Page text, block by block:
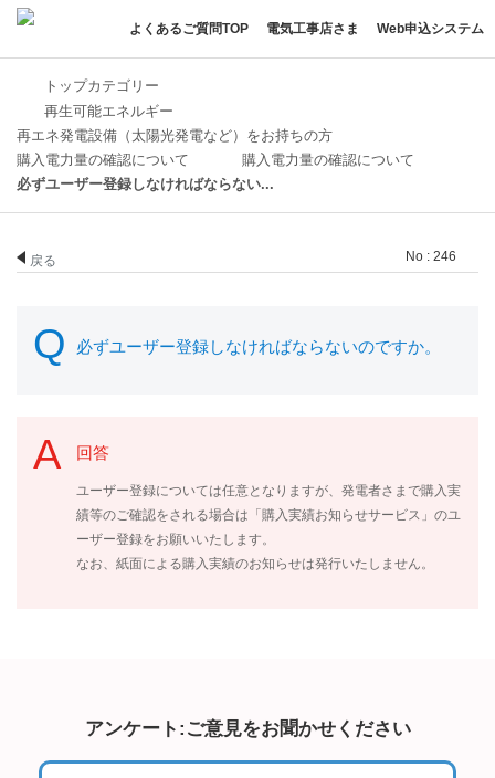
よくあるご質問TOP 電気工事店さま Web申込システム
トップカテゴリー
再生可能エネルギー
再エネ発電設備（太陽光発電など）をお持ちの方
購入電力量の確認について
購入電力量の確認について
必ずユーザー登録しなければならない...
戻る No : 246
必ずユーザー登録しなければならないのですか。
回答
ユーザー登録については任意となりますが、発電者さまで購入実
績等のご確認をされる場合は「購入実績お知らせサービス」のユ
ーザー登録をお願いいたします。
なお、紙面による購入実績のお知らせは発行いたしません。
アンケート:ご意見をお聞かせください